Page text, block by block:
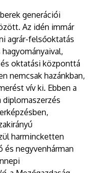
generációi
Az idén immár
agrár-felsőoktatás
oktatási központtá
nemcsak hazánkban,
vív ki. Ebben a
harmincketten
és negyvenhárman